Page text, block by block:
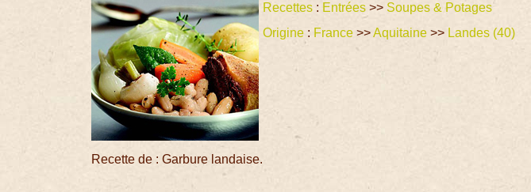
Recettes : Entrées >> Soupes & Potages
Origine : France >>Aquitaine >> Landes (40)
Recette de : Garbure landaise.